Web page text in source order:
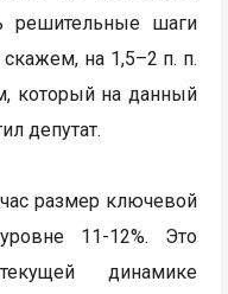
решительные шаги
на 1,5–2 п. п.
который на данный
депутат.
размер ключевой
11-12%. Это
динамике